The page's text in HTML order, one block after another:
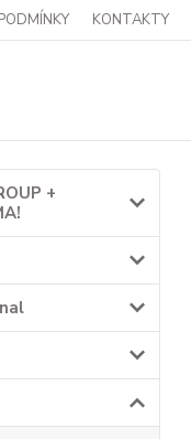
KONTAKTY
+